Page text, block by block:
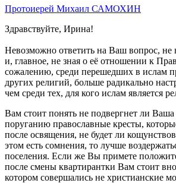
Протоиерей Михаил САМОХИН
Здравствуйте, Ирина!
Невозможно ответить на Ваш вопрос, не
и, главное, не зная о её отношении к
сожалению, среди перешедших в ислам
других религий, больше радикально
чем среди тех, для кого ислам является
Вам стоит понять не подвергнет ли Ваша
поруганию православные кресты,
после освящения, не будет ли
этом есть сомнения, то лучше
поселения. Если же Вы примете
после смены квартирантки Вам стоит
котором совершались не христианские